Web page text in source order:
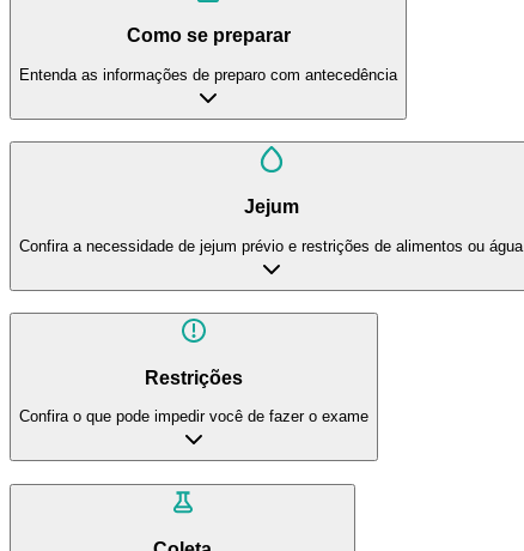
Como se preparar
Entenda as informações de preparo com antecedência
Jejum
Confira a necessidade de jejum prévio e restrições de alimentos ou água
Restrições
Confira o que pode impedir você de fazer o exame